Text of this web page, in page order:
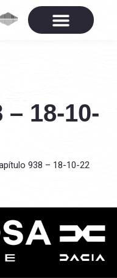
18-10-
938 – 18-10-22